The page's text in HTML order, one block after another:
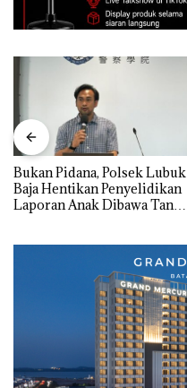
Bukan Pidana, Polsek Lubuk
Baja Hentikan Penyelidikan
Laporan Anak Dibawa Tanpa